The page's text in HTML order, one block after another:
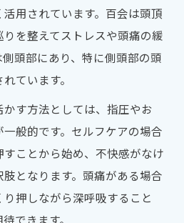
用されています。百会は頭頂
を整えてストレスや頭痛の緩
頭部にあり、特に側頭部の頭
ています。
す方法としては、指圧やお
般的です。セルフケアの場合
ことから始め、不快感がなけ
となります。頭痛がある場合
押しながら深呼吸すること
できます。